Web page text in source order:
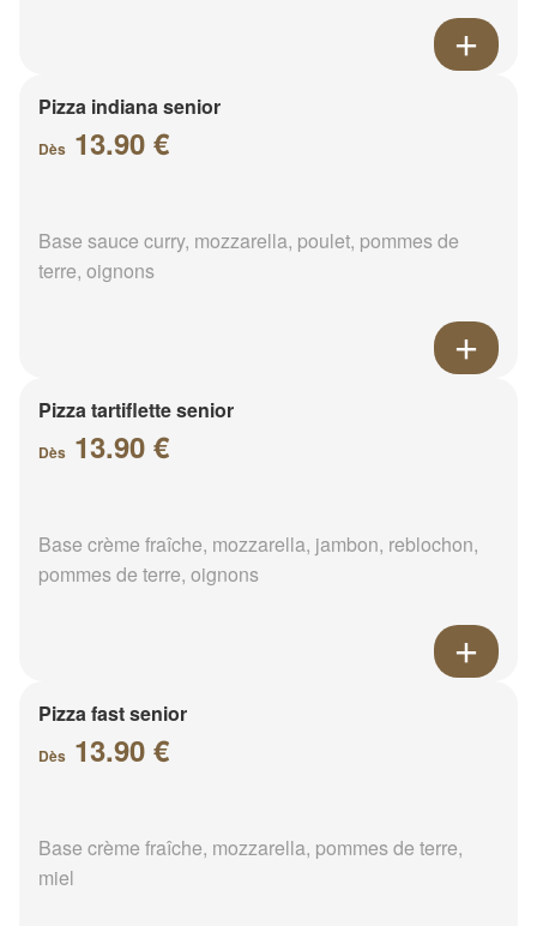
Pizza indiana senior
Dès 13.90 €
Base sauce curry, mozzarella, poulet, pommes de
terre, oignons
Pizza tartiflette senior
Dès 13.90 €
Base crème fraîche, mozzarella, jambon, reblochon,
pommes de terre, oignons
Pizza fast senior
Dès 13.90 €
Base crème fraîche, mozzarella, pommes de terre,
miel